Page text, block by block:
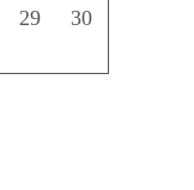
29
30